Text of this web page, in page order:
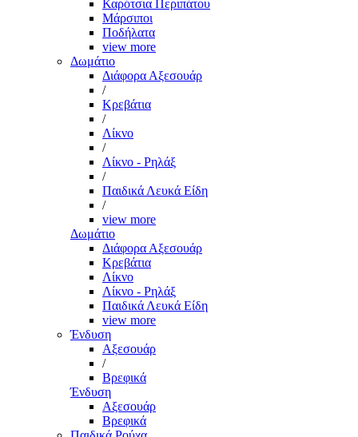
Καρότσια Περιπάτου
Μάρσιποι
Ποδήλατα
view more
Δωμάτιο
Διάφορα Αξεσουάρ
/
Κρεβάτια
/
Λίκνο
/
Λίκνο - Ρηλάξ
/
Παιδικά Λευκά Είδη
/
view more
Δωμάτιο
Διάφορα Αξεσουάρ
Κρεβάτια
Λίκνο
Λίκνο - Ρηλάξ
Παιδικά Λευκά Είδη
view more
Ένδυση
Αξεσουάρ
/
Βρεφικά
Ένδυση
Αξεσουάρ
Βρεφικά